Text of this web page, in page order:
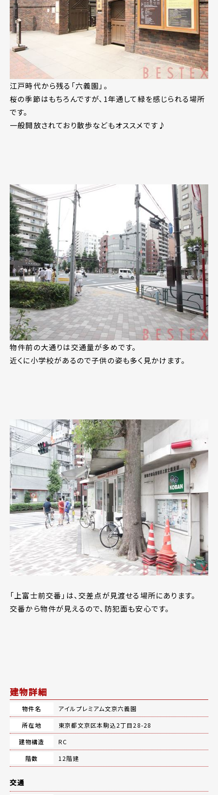
江戸時代から残る「六義園」。
桜の季節はもちろんですが、1年通して緑を感じられる場所
です。
一般開放されており散歩などもオススメです♪
物件前の大通りは交通量が多めです。
近くに小学校があるので子供の姿も多く見かけます。
「上富士前交番」は、交差点が見渡せる場所にあります。
交番から物件が見えるので、防犯面も安心です。
建物詳細
物件名
アイルプレミアム文京六義園
所在地
東京都文京区本駒込2丁目28-28
建物構造
RC
階数
12階建
交通